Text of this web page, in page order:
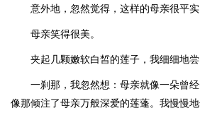
意外地，忽然觉得，这样的母亲很平实
母亲笑得很美。
夹起几颗嫩软白皙的莲子，我细细地尝
一刹那，我忽然想：母亲就像一朵曾
像那倾注了母亲万般深爱的莲蓬。我慢慢